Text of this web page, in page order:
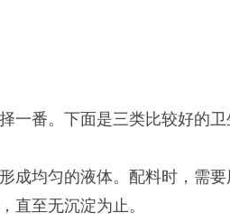
番。下面是三类比较好的卫
均匀的液体。配料时，需要
直至无沉淀为止。